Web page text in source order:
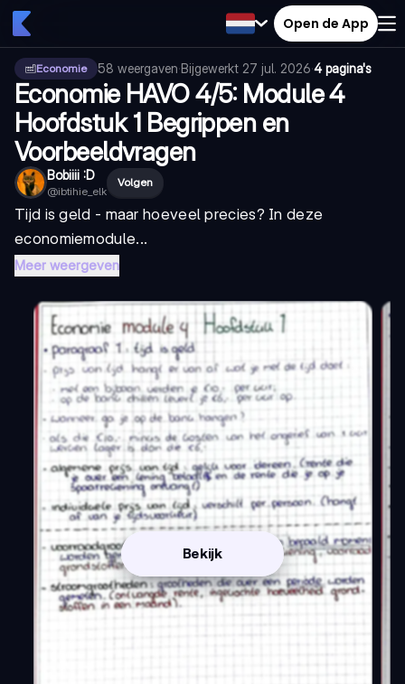
Open de App
Economie 58 weergaven·Bijgewerkt 27 jul. 2026·4 pagina's
Economie HAVO 4/5: Module 4
Hoofdstuk 1 Begrippen en
Voorbeeldvragen
Bobiiii :D
@ibtihie_elk
Volgen
Tijd is geld - maar hoeveel precies? In deze
economiemodule...
Meer weergeven
Bekijk